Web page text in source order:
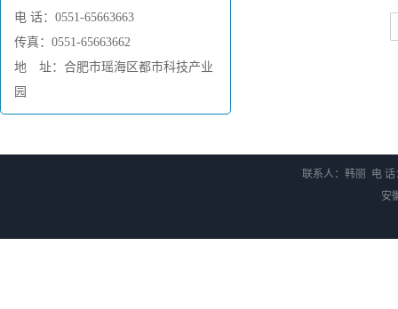
电 话：0551-65663663
传真：0551-65663662
地 址：合肥市瑶海区都市科技产业
园
联系人：韩丽 电 话
安